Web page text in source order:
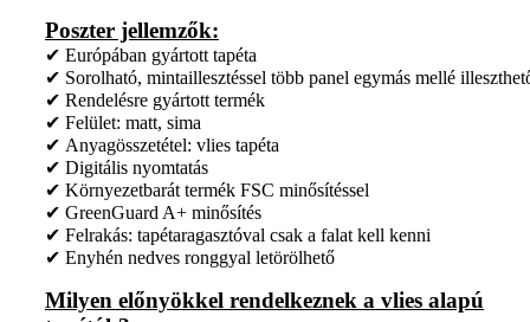
Poszter jellemzők:
✔ Európában gyártott tapéta
✔ Sorolható, mintaillesztéssel több panel egymás mellé
✔ Rendelésre gyártott termék
✔ Felület: matt, sima
✔ Anyagösszetétel: vlies tapéta
✔ Digitális nyomtatás
✔ Környezetbarát termék FSC minősítéssel
✔ GreenGuard A+ minősítés
✔ Felrakás: tapétaragasztóval csak a falat kell kenni
✔ Enyhén nedves ronggyal letörölhető
Milyen előnyökkel rendelkeznek a vlies alapú